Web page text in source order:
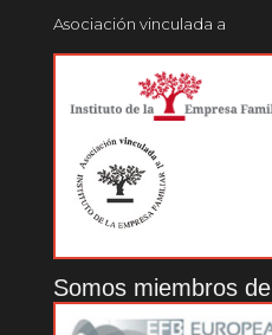
Asociación vinculada a
Somos miembros de